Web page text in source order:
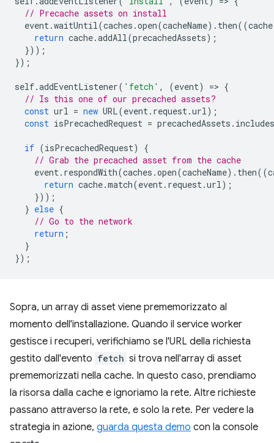
// Precache assets on install
event.waitUntil(caches .open(cacheName). then((cache
return cache.addAll(precachedAssets);
}));
});
self.addEventListener( 'fetch' , (event) => {
// Is this one of our precached assets?
const url = new URL(event. request.url);
const isPrecachedRequest = precachedAssets . includes
if (isPrecachedRequest)
{
// Grab the precached asset from the cache
event. respondWith(caches .open(cacheName). then((
return cache.match(event. request.url);
}));
} else {
// Go to the network
return ;
}
});
Sopra, un array di asset viene prememorizzato al
momento dell'installazione. Quando il service worker
gestisce i recuperi, verifichiamo se l'URL della richiesta
gestito dall'evento fetch si trova nell'array di asset
prememorizzati nella cache. In questo caso, prendiamo
la risorsa dalla cache e ignoriamo la rete. Altre richieste
passano attraverso la rete, e solo la rete. Per vedere la
strategia in azione, guarda questa demo con la console